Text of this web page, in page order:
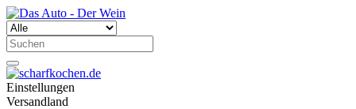
Einstellungen
Versandland